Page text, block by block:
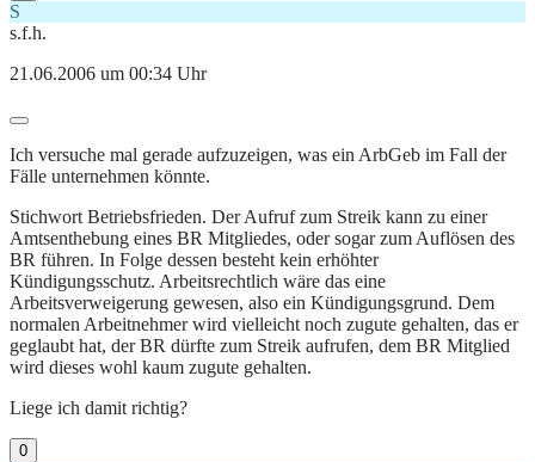
S
s.f.h.
21.06.2006 um 00:34 Uhr
Ich versuche mal gerade aufzuzeigen, was ein ArbGeb im Fall der
Fälle unternehmen könnte.
Stichwort Betriebsfrieden. Der Aufruf zum Streik kann zu einer
Amtsenthebung eines BR Mitgliedes, oder sogar zum Auflösen des
BR führen. In Folge dessen besteht kein erhöhter
Kündigungsschutz. Arbeitsrechtlich wäre das eine
Arbeitsverweigerung gewesen, also ein Kündigungsgrund. Dem
normalen Arbeitnehmer wird vielleicht noch zugute gehalten, das er
geglaubt hat, der BR dürfte zum Streik aufrufen, dem BR Mitglied
wird dieses wohl kaum zugute gehalten.
Liege ich damit richtig?
0